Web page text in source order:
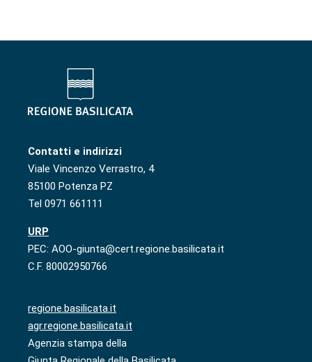
Contatti e indirizzi
Viale Vincenzo Verrastro, 4
85100 Potenza PZ
Tel 0971 661111
URP
PEC: AOO-giunta@cert.regione.basilicata.it
C.F. 80002950766
regione.basilicata.it
agr.regione.basilicata.it
Agenzia stampa della